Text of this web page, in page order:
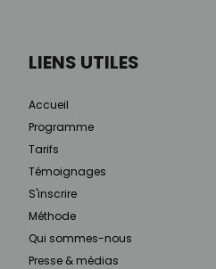
LIENS UTILES
Accueil
Programme
Tarifs
Témoignages
S'inscrire
Méthode
Qui sommes-nous
Presse & médias